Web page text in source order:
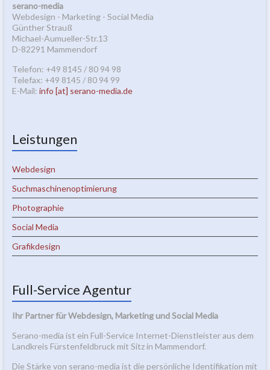
serano-media
Webdesign - Marketing - Social Media
Günther Strauß
Michael-Aumueller-Str.13
D-82291 Mammendorf
Telefon: +49 8145 / 80 94 98
Telefax: +49 8145 / 80 94 99
E-Mail: info [at] serano-media.de
Leistungen
Webdesign
Suchmaschinenoptimierung
Photographie
Social Media
Grafikdesign
Full-Service Agentur
Ihr Partner für Webdesign, Marketing und Social Media
Serano-media ist ein Full-Service Internet-Dienstleister aus dem
Landkreis Fürstenfeldbruck mit Sitz in Mammendorf.
Die Stärke von serano-media ist die persönliche Identifikation mit